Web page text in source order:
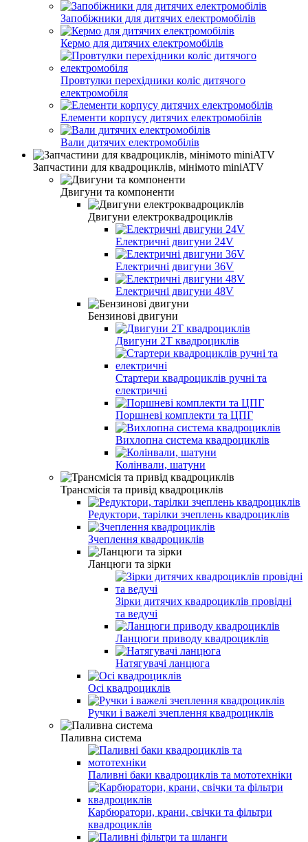
Запобіжники для дитячих електромобілів
Кермо для дитячих електромобілів
Провтулки перехідники коліс дитячого
електромобіля
Елементи корпусу дитячих електромобілів
Вали дитячих електромобілів
Запчастини для квадроциклів, мінімото miniATV
Двигуни та компоненти
Двигуни електроквадроциклів
Електричні двигуни 24V
Електричні двигуни 36V
Електричні двигуни 48V
Бензинові двигуни
Двигуни 2T квадроциклів
Стартери квадроциклів ручні та
електричні
Поршневі комплекти та ЦПГ
Вихлопна система квадроциклів
Колінвали, шатуни
Трансмісія та привід квадроциклів
Редуктори, тарілки зчеплень квадроциклів
Зчеплення квадроциклів
Ланцюги та зірки
Зірки дитячих квадроциклів провідні
та ведучі
Ланцюги приводу квадроциклів
Натягувачі ланцюга
Осі квадроциклів
Ручки і важелі зчеплення квадроциклів
Паливна система
Паливні баки квадроциклів та мототехніки
Карбюратори, крани, свічки та фільтри
квадроциклів